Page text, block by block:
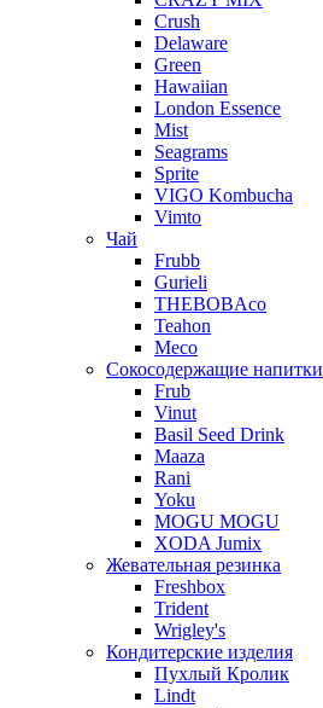
Crush
Delaware
Green
Hawaiian
London Essence
Mist
Seagrams
Sprite
VIGO Kombucha
Vimto
Чай
Frubb
Gurieli
THEBOBAco
Teahon
Meco
Сокосодержащие напитки
Frub
Vinut
Basil Seed Drink
Maaza
Rani
Yoku
MOGU MOGU
XODA Jumix
Жевательная резинка
Freshbox
Trident
Wrigley's
Кондитерские изделия
Пухлый Кролик
Lindt